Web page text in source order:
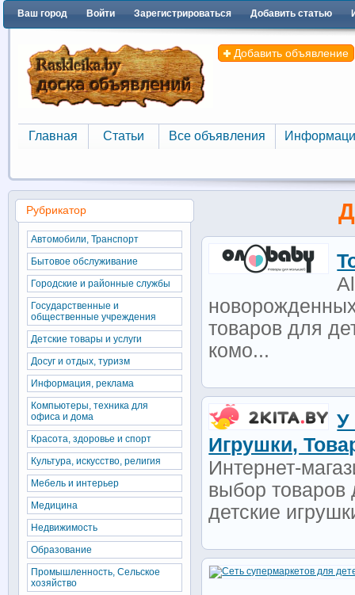
Ваш город Войти Зарегистрироваться Добавить статью
Добавить объявление
Главная
Главная
Статьи
Статьи
Все объявления
Все объявления
товаров для
комо...
У
Игрушки,
Интернет-
выбор товаров
детские
Рубрикатор
Автомобили, Транспорт
Бытовое обслуживание
Городские и районные службы
Государственные и
общественные учреждения
Детские товары и услуги
Досуг и отдых, туризм
Информация, реклама
Компьютеры, техника для
офиса и дома
Красота, здоровье и спорт
Культура, искусство, религия
Мебель и интерьер
Медицина
Недвижимость
Образование
Промышленность, Сельское
хозяйство